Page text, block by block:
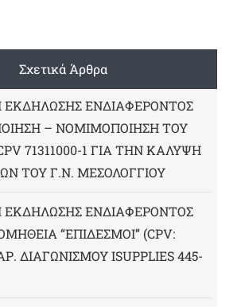
Σχετικά Άρθρα
ΕΝΔΙΑΦΕΡΟΝΤΟΣ
– ΝΟΜΙΜΟΠΟΙΗΣΗ ΤΟΥ
71311000-1 ΓΙΑ ΤΗΝ ΚΑΛΥΨΗ
ΤΟΥ Γ.Ν. ΜΕΣΟΛΟΓΓΙΟΥ
ΕΝΔΙΑΦΕΡΟΝΤΟΣ
“ΕΠΙΔΕΣΜΟΙ” (CPV:
ΔΙΑΓΩΝΙΣΜΟΥ ISUPPLIES 445-